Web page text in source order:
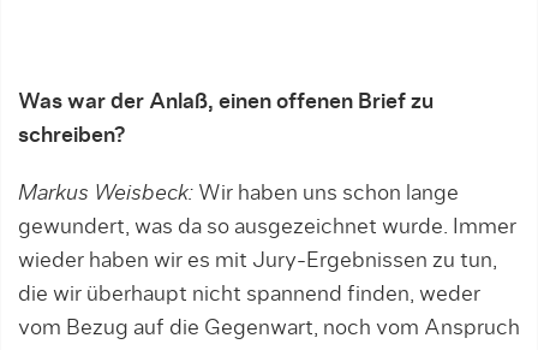
Was war der Anlaß, einen offenen Brief zu
schreiben?
Markus Weisbeck: Wir haben uns schon lange
gewundert, was da so ausgezeichnet wurde. Immer
wieder haben wir es mit Jury-Ergebnissen zu tun,
die wir überhaupt nicht spannend finden, weder
vom Bezug auf die Gegenwart, noch vom Anspruch